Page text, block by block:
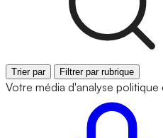
Trier par Filtrer par rubrique
Votre média d'analyse